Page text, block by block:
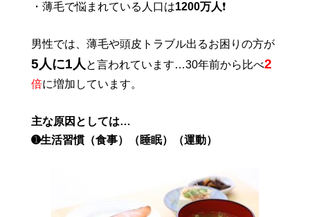
・薄毛で悩まれている人口は1200万人❗️
男性では、薄毛や頭皮トラブル出るお困りの方が
5人に1人 と言われています…30年前から比べ2
倍に増加しています。
主な原因としては…
➊生活習慣（食事）（睡眠）（運動）